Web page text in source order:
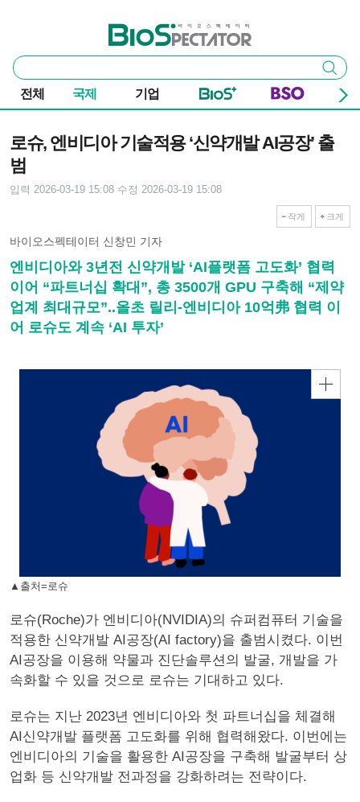
바이오스펙테이터
통
합
검
색
검색
전체 국제 기업
로슈, 엔비디아 기술적용 ‘신약개발 AI공장’ 출
범
입력 2026-03-19 15:08 수정 2026-03-19 15:08
작게 크게
바이오스펙테이터 신창민 기자
엔비디아와 3년전 신약개발 ‘AI플랫폼 고도화’ 협력
이어 “파트너십 확대”, 총 3500개 GPU 구축해 “제약
업계 최대규모”..올초 릴리-엔비디아 10억弗 협력 이
어 로슈도 계속 ‘AI 투자’
▲출처=로슈
로슈(Roche)가 엔비디아(NVIDIA)의 슈퍼컴퓨터 기술을
적용한 신약개발 AI공장(AI factory)을 출범시켰다. 이번
AI공장을 이용해 약물과 진단솔루션의 발굴, 개발을 가
속화할 수 있을 것으로 로슈는 기대하고 있다.
로슈는 지난 2023년 엔비디아와 첫 파트너십을 체결해
AI신약개발 플랫폼 고도화를 위해 협력해왔다. 이번에는
엔비디아의 기술을 활용한 AI공장을 구축해 발굴부터 상
업화 등 신약개발 전과정을 강화하려는 전략이다.